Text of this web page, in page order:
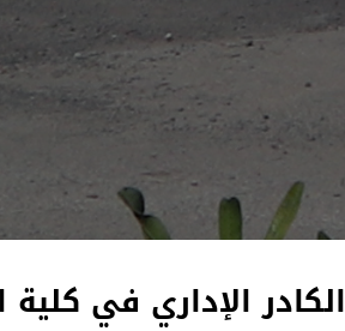
الكادر الإداري في كلية